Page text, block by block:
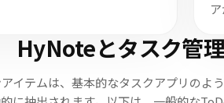
HyNoteとタスク管
イテムは、基本的なタスクアプリのよ